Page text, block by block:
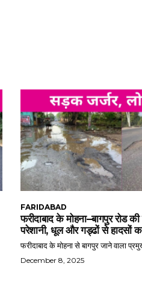
FARIDABAD
फरीदाबाद के मोहना–बागपुर रोड
परेशानी, धूल और गड्ढों से हादसों
फरीदाबाद के मोहना से बागपुर जाने वाला
December 8, 2025